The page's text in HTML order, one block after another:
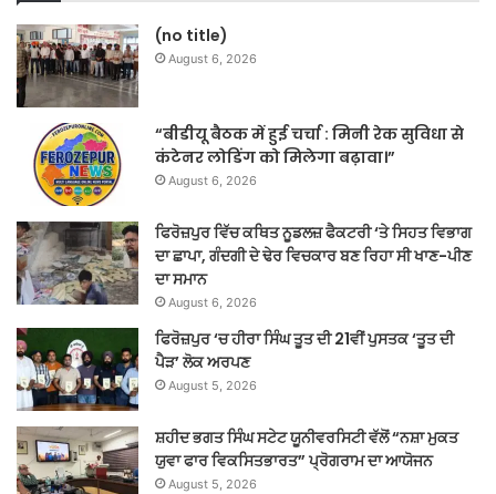
(no title)
August 6, 2026
“बीडीयू बैठक में हुई चर्चा : मिनी रेक सुविधा से
कंटेनर लोडिंग को मिलेगा बढ़ावा।”
August 6, 2026
ਫਿਰੋਜ਼ਪੁਰ ਵਿੱਚ ਕਥਿਤ ਨੂਡਲਜ਼ ਫੈਕਟਰੀ ‘ਤੇ ਸਿਹਤ ਵਿਭਾਗ
ਦਾ ਛਾਪਾ, ਗੰਦਗੀ ਦੇ ਢੇਰ ਵਿਚਕਾਰ ਬਣ ਰਿਹਾ ਸੀ ਖਾਣ-ਪੀਣ
ਦਾ ਸਮਾਨ
August 6, 2026
ਫਿਰੋਜ਼ਪੁਰ ‘ਚ ਹੀਰਾ ਸਿੰਘ ਤੂਤ ਦੀ 21ਵੀਂ ਪੁਸਤਕ ‘ਤੂਤ ਦੀ
ਪੈੜ’ ਲੋਕ ਅਰਪਣ
August 5, 2026
ਸ਼ਹੀਦ ਭਗਤ ਸਿੰਘ ਸਟੇਟ ਯੂਨੀਵਰਸਿਟੀ ਵੱਲੋਂ “ਨਸ਼ਾ ਮੁਕਤ
ਯੁਵਾ ਫਾਰ ਵਿਕਸਿਤਭਾਰਤ” ਪ੍ਰੋਗਰਾਮ ਦਾ ਆਯੋਜਨ
August 5, 2026